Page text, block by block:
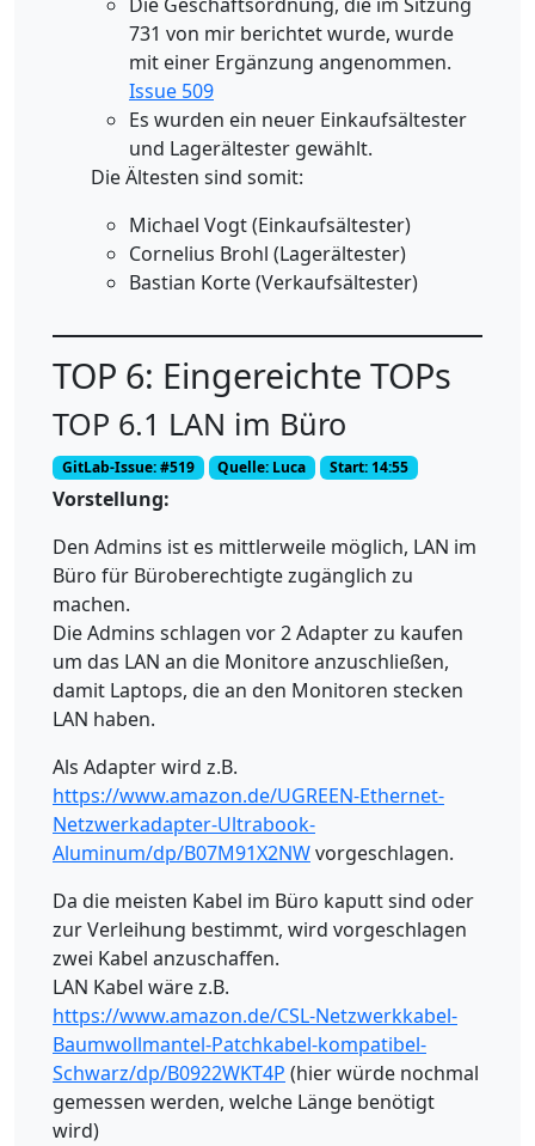
731 von mir berichtet wurde, wurde
mit einer Ergänzung angenommen.
Issue 509
Es wurden ein neuer Einkaufsältester
und Lagerältester gewählt.
Die Ältesten sind somit:
Michael Vogt (Einkaufsältester)
Cornelius Brohl (Lagerältester)
Bastian Korte (Verkaufsältester)
TOP 6: Eingereichte TOPs
TOP 6.1 LAN im Büro
GitLab-Issue: #519 Quelle: Luca Start: 14:55
Vorstellung:
Den Admins ist es mittlerweile möglich, LAN im
Büro für Büroberechtigte zugänglich zu
machen.
Die Admins schlagen vor 2 Adapter zu kaufen
um das LAN an die Monitore anzuschließen,
damit Laptops, die an den Monitoren stecken
LAN haben.
Als Adapter wird z.B.
https://www.amazon.de/UGREEN-Ethernet-
Netzwerkadapter-Ultrabook-
Aluminum/dp/B07M91X2NWvorgeschlagen.
Da die meisten Kabel im Büro kaputt sind oder
zur Verleihung bestimmt, wird vorgeschlagen
zwei Kabel anzuschaffen.
LAN Kabel wäre z.B.
https://www.amazon.de/CSL-Netzwerkkabel-
Baumwollmantel-Patchkabel-kompatibel-
Schwarz/dp/B0922WKT4P (hier würde nochmal
gemessen werden, welche Länge benötigt
wird)